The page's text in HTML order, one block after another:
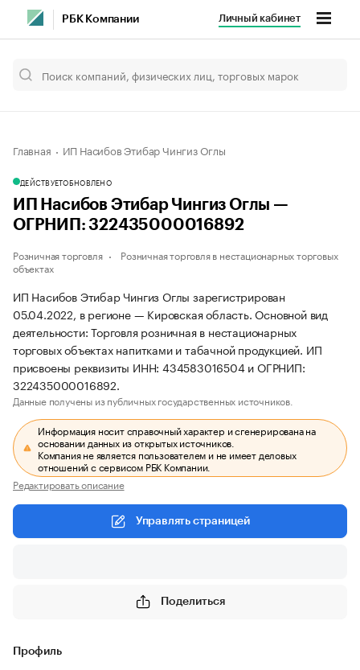
РБК Компании Личный кабинет
Главная ИП Насибов Этибар Чингиз Оглы
ДЕЙСТВУЕТОБНОВЛЕНО
ИП Насибов Этибар Чингиз Оглы —
ОГРНИП: 322435000016892
Розничная торговля
Розничная торговля в нестационарных торговых
объектах
ИП Насибов Этибар Чингиз Оглы зарегистрирован
05.04.2022, в регионе — Кировская область. Основной вид
деятельности: Торговля розничная в нестационарных
торговых объектах напитками и табачной продукцией. ИП
присвоены реквизиты ИНН: 434583016504 и ОГРНИП:
322435000016892.
Данные получены из публичных государственных источников.
Информация носит справочный характер и сгенерирована на
основании данных из открытых источников.
Компания не является пользователем и не имеет деловых
отношений с сервисом РБК Компании.
Редактировать описание
Управлять страницей
Поделиться
Профиль